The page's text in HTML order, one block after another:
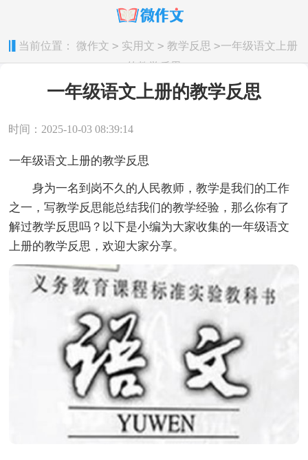
当前位置： 微作文 > 实用文 > 教学反思 >一年级语文上册
的教学反思
一年级语文上册的教学反思
时间：2025-10-03 08:39:14
一年级语文上册的教学反思
身为一名到岗不久的人民教师，教学是我们的工作
之一，写教学反思能总结我们的教学经验，那么你有了
解过教学反思吗？以下是小编为大家收集的一年级语文
上册的教学反思，欢迎大家分享。